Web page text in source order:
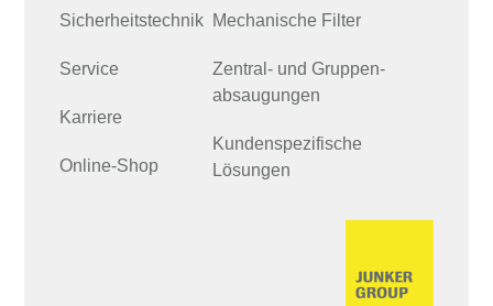
Sicherheits­technik
Service
Karriere
Online-Shop
Mechanische Filter
Zentral- und Gruppen­
absaugungen
Kundenspezifische
Lösungen